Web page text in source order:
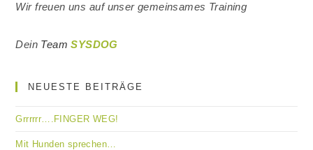
Wir freuen uns auf unser gemeinsames Training
Dein Team SYSDOG
NEUESTE BEITRÄGE
Grrrrrr….FINGER WEG!
Mit Hunden sprechen…